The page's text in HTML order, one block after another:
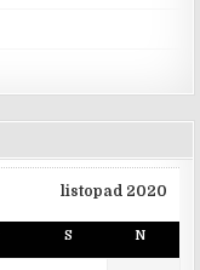
listopad 2020
S N